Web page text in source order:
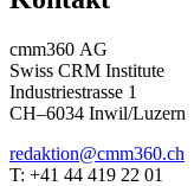
cmm360 AG
Swiss CRM Institute
Industriestrasse 1
CH–6034 Inwil/Luzern
redaktion@cmm360.ch
T: +41 44 419 22 01